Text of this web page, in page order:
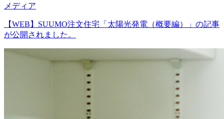
メディア
【WEB】SUUMO注文住宅「太陽光発電（概要編）」の記事
が公開されました。